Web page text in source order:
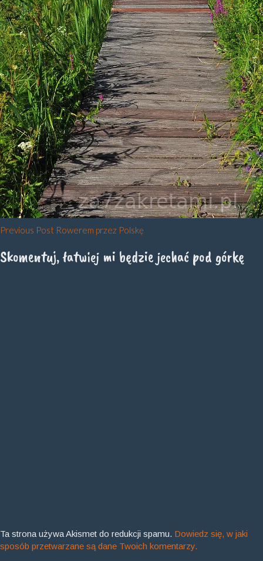
Nawigacja
wpisu
Previous Post Rowerem przez Polskę
Skomentuj, łatwiej mi będzie jechać pod górkę
Ta strona używa Akismet do redukcji spamu. Dowiedz się, w jaki
sposób przetwarzane są dane Twoich komentarzy.